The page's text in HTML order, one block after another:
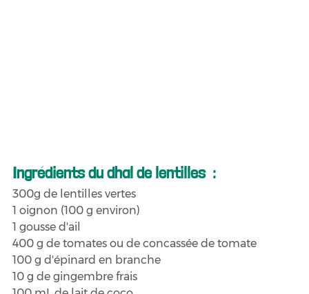
Ingrédients du dhal de lentilles  :
300g de lentilles vertes
1 oignon (100 g environ)
1 gousse d'ail
400 g de tomates ou de concassée de tomate
100 g d'épinard en branche
10 g de gingembre frais